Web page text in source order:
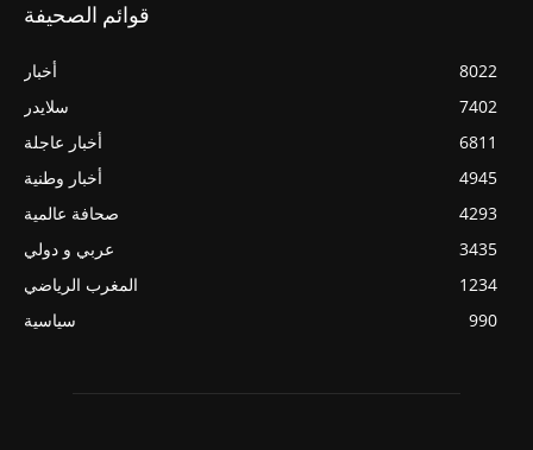
قوائم الصحيفة
أخبار
8022
سلايدر
7402
أخبار عاجلة
6811
أخبار وطنية
4945
صحافة عالمية
4293
عربي و دولي
3435
المغرب الرياضي
1234
سياسية
990